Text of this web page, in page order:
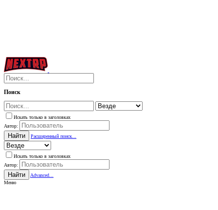
Поиск
Искать только в заголовках
Автор:
Найти Расширенный поиск...
Искать только в заголовках
Автор:
Найти
Advanced...
Меню